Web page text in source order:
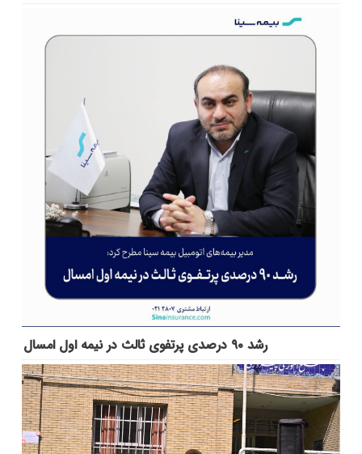
رشد ۹۰ درصدی پرتفوی ثالث در نیمه اول امسال